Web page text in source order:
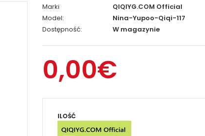
Marki
QIQIYG.COM Official
Model:
Nina-Yupoo-Qiqi-117
Dostępność:
W magazynie
0,00€
ILOŚĆ